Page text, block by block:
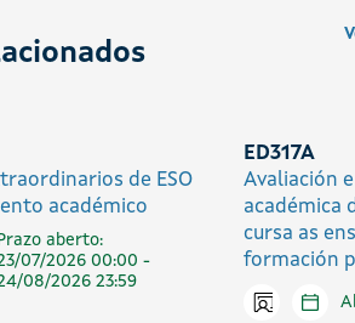
de ESO
académico
liña
Prazo aberto:
07/2026 00:00 -
08/2026 23:59
ED317A
Avaliación
académica
cursa as
formación
Icono